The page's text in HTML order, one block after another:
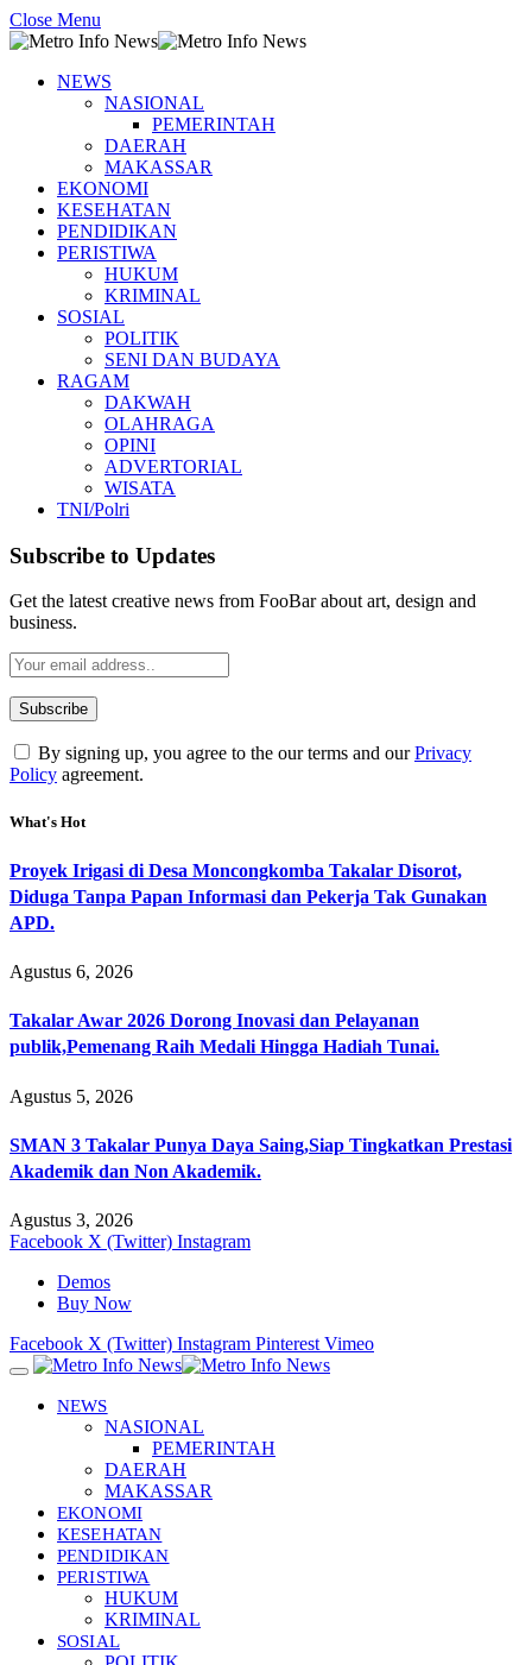
Close Menu
NEWS
NASIONAL
PEMERINTAH
DAERAH
MAKASSAR
EKONOMI
KESEHATAN
PENDIDIKAN
PERISTIWA
HUKUM
KRIMINAL
SOSIAL
POLITIK
SENI DAN BUDAYA
RAGAM
DAKWAH
OLAHRAGA
OPINI
ADVERTORIAL
WISATA
TNI/Polri
Subscribe to Updates
Get the latest creative news from FooBar about art, design and
business.
By signing up, you agree to the our terms and ourPrivacy
Policy agreement.
What's Hot
Proyek Irigasi di Desa Moncongkomba Takalar Disorot,
Diduga Tanpa Papan Informasi dan Pekerja Tak Gunakan
APD.
Agustus 6, 2026
Takalar Awar 2026 Dorong Inovasi dan Pelayanan
publik,Pemenang Raih Medali Hingga Hadiah Tunai.
Agustus 5, 2026
SMAN 3 Takalar Punya Daya Saing,Siap Tingkatkan Prestasi
Akademik dan Non Akademik.
Agustus 3, 2026
Facebook X (Twitter) Instagram
Demos
Buy Now
Facebook X (Twitter) Instagram Pinterest Vimeo
NEWS
NASIONAL
PEMERINTAH
DAERAH
MAKASSAR
EKONOMI
KESEHATAN
PENDIDIKAN
PERISTIWA
HUKUM
KRIMINAL
SOSIAL